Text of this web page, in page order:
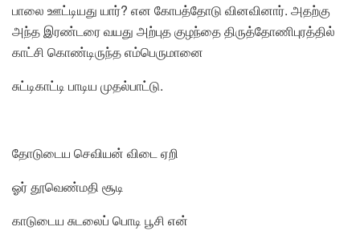
பாலை ஊட்டியது யார்? என கோபத்தோடு வினவினார். அதற்கு
அந்த இரண்டரை வயது அற்புத குழந்தை திருத்தோணிபுரத்தில்
காட்சி கொண்டிருந்த எம்பெருமானை
சுட்டிகாட்டி பாடிய முதல்பாட்டு.
தோடுடைய செவியன் விடை ஏறி
ஓர் தூவெண்மதி சூடி
காடுடைய சுடலைப் பொடி பூசி என்